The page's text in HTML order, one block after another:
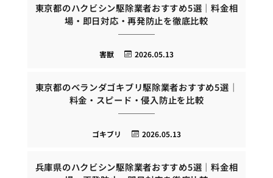
東京都のハクビシン駆除業者おすすめ5選｜料金相
場・即日対応・再発防止を徹底比較
2026.05.13
害獣
東京都のベランダゴキブリ駆除業者おすすめ5選｜
料金・スピード・侵入防止を比較
2026.05.13
ゴキブリ
兵庫県のハクビシン駆除業者おすすめ5選｜料金相